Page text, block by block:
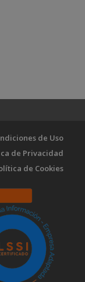
de Uso
de Privacidad
de Cookies